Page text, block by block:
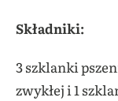
Składniki:
3 szklanki
zwykłej i 1